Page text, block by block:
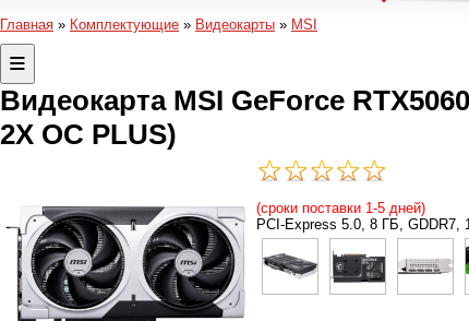
Главная » Комплектующие » Видеокарты » MSI
Видеокарта MSI GeForce
2X OC PLUS)
(сроки поставки 1-5 дней)
PCI-Express 5.0, 8 ГБ,